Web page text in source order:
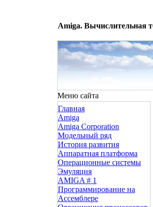
Amiga. Вычислительная
Меню сайта
Главная
Amiga
Amiga Corporation
Модельный ряд
История развития
Аппаратная платформа
Операционные системы
Эмуляция
AMIGA # 1
Программирование на
Ассемблере